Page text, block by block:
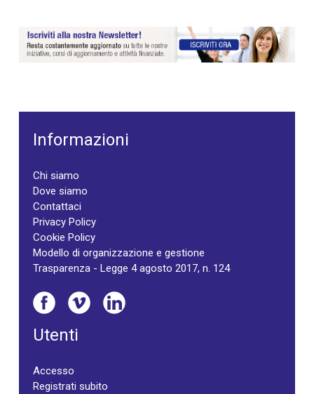
Informazioni
Chi siamo
Dove siamo
Contattaci
Privacy Policy
Cookie Policy
Modello di organizzazione e gestione
Trasparenza - Legge 4 agosto 2017, n. 124
Utenti
Accesso
Registrati subito